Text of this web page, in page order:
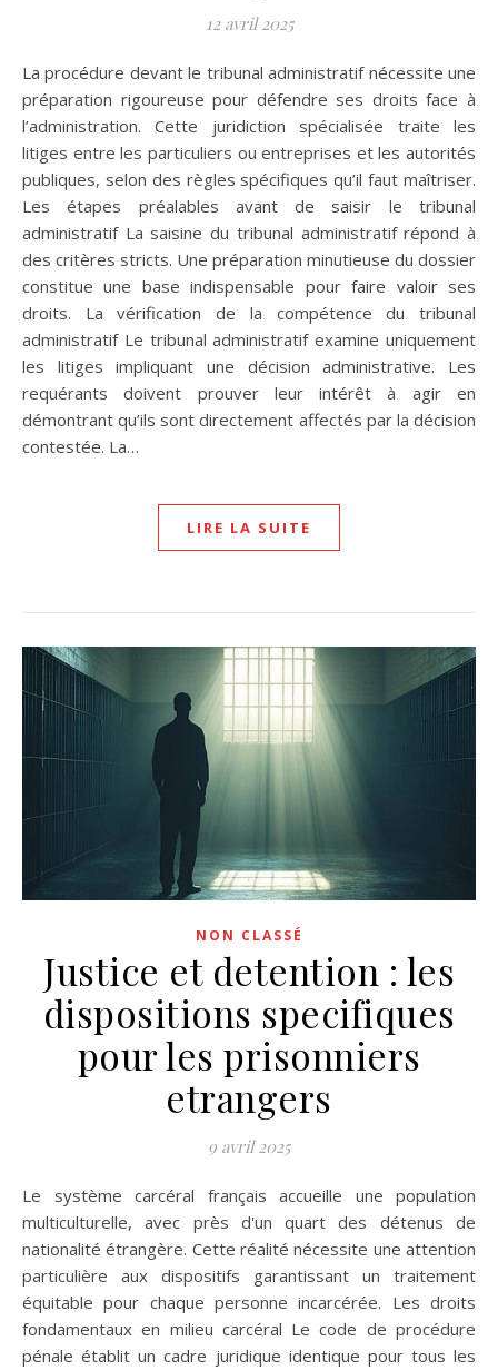
12 avril 2025
La procédure devant le tribunal administratif nécessite une
préparation rigoureuse pour défendre ses droits face à
l’administration. Cette juridiction spécialisée traite les
litiges entre les particuliers ou entreprises et les autorités
publiques, selon des règles spécifiques qu’il faut maîtriser.
Les étapes préalables avant de saisir le tribunal
administratif La saisine du tribunal administratif répond à
des critères stricts. Une préparation minutieuse du dossier
constitue une base indispensable pour faire valoir ses
droits. La vérification de la compétence du tribunal
administratif Le tribunal administratif examine uniquement
les litiges impliquant une décision administrative. Les
requérants doivent prouver leur intérêt à agir en
démontrant qu’ils sont directement affectés par la décision
contestée. La…
LIRE LA SUITE
NON CLASSÉ
Justice et detention : les
dispositions specifiques
pour les prisonniers
etrangers
9 avril 2025
Le système carcéral français accueille une population
multiculturelle, avec près d'un quart des détenus de
nationalité étrangère. Cette réalité nécessite une attention
particulière aux dispositifs garantissant un traitement
équitable pour chaque personne incarcérée. Les droits
fondamentaux en milieu carcéral Le code de procédure
pénale établit un cadre juridique identique pour tous les